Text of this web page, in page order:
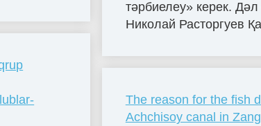
тәрбиелеу» керек.
Николай Расторгуев
The reason for the fish
Achchisoy canal in